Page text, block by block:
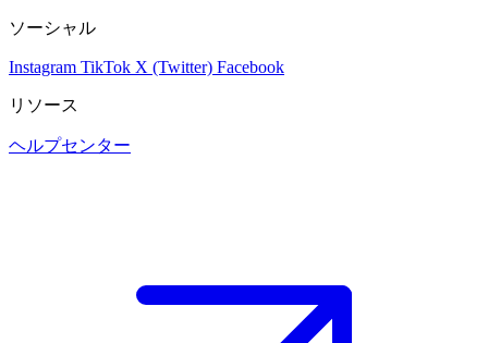
ソーシャル
Instagram TikTok X (Twitter) Facebook
リソース
ヘルプセンター